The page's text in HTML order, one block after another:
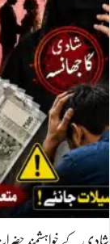
شادی کے خواہشمند حضرات